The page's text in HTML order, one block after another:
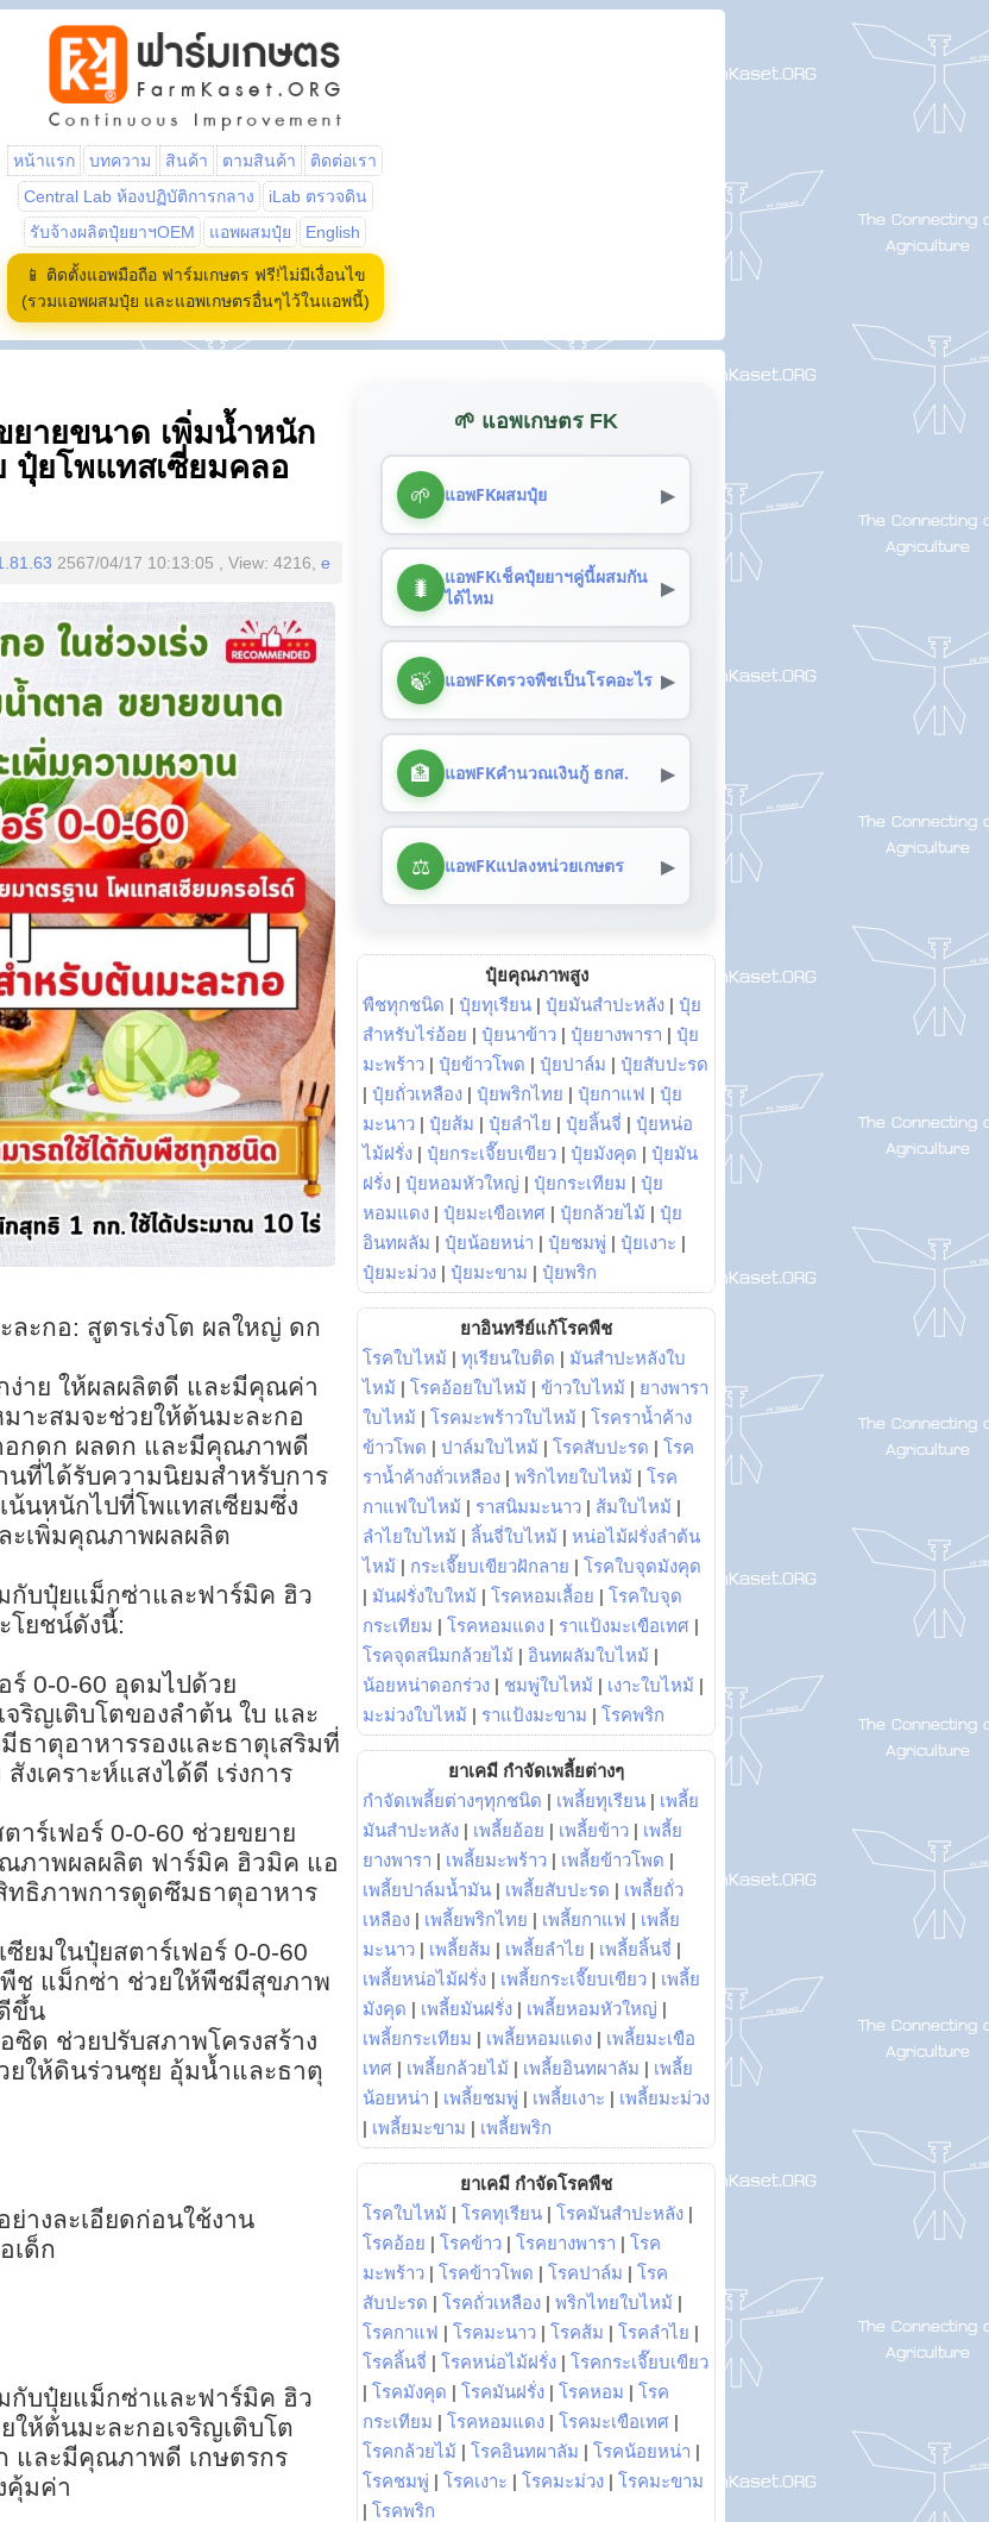
หน้าแรก บทความ สินค้า ตามสินค้า
ติดต่อเรา
Central Lab ห้องปฏิบัติการกลาง
iLab ตรวจดิน
รับจ้างผลิตปุ๋ยยาฯOEM
แอพผสมปุ๋ย English
📱 ติดตั้งแอพมือถือ ฟาร์มเกษตร ฟรี!ไม่มีเงื่อนไข
(รวมแอพผสมปุ๋ย และแอพเกษตรอื่นๆไว้ในแอพนี้)
ายขนาด เพิ่มน้ำหนัก
ยโพแทสเซี่ยมคลอ
2567/04/17 10:13:05 , View: 4216, e
ะกอ: สูตรเร่งโต ผลใหญ่ ดก
ง่าย ให้ผลผลิตดี และมีคุณค่า
าะสมจะช่วยให้ต้นมะละกอ
อกดก ผลดก และมีคุณภาพดี
นที่ได้รับความนิยมสำหรับการ
น้นหนักไปที่โพแทสเซียมซึ่ง
ะเพิ่มคุณภาพผลผลิต
กับปุ๋ยแม็กซ่าและฟาร์มิค ฮิว
โยชน์ดังนี้:
ร์ 0-0-60 อุดมไปด้วย
ริญเติบโตของลำต้น ใบ และ
ธาตุอาหารรองและธาตุเสริมที่
งเคราะห์แสงได้ดี เร่งการ
าร์เฟอร์ 0-0-60 ช่วยขยาย
ภาพผลผลิต ฟาร์มิค ฮิวมิค แอ
ทธิภาพการดูดซึมธาตุอาหาร
ยมในปุ๋ยสตาร์เฟอร์ 0-0-60
พืช แม็กซ่า ช่วยให้พืชมีสุขภาพ
ขึ้น
ด ช่วยปรับสภาพโครงสร้าง
ยให้ดินร่วนซุย อุ้มน้ำและธาตุ
างละเอียดก่อนใช้งาน
เด็ก
กับปุ๋ยแม็กซ่าและฟาร์มิค ฮิว
ให้ต้นมะละกอเจริญเติบโต
และมีคุณภาพดี เกษตรกร
คุ้มค่า
🌱 แอพเกษตร FK
🌱 แอพFKผสมปุ๋ย ▶
🐛
แอพFKเช็คปุ๋ยยาฯคู่นี้ผสมกัน
ได้ไหม
▶
🍃 แอพFKตรวจพืชเป็นโรคอะไร ▶
🏦 แอพFKคำนวณเงินกู้ ธกส. ▶
⚖️ แอพFKแปลงหน่วยเกษตร ▶
ปุ๋ยคุณภาพสูง
พืชทุกชนิด | ปุ๋ยทุเรียน | ปุ๋ยมันสำปะหลัง | ปุ๋ย
สำหรับไร่อ้อย | ปุ๋ยนาข้าว | ปุ๋ยยางพารา | ปุ๋ย
มะพร้าว | ปุ๋ยข้าวโพด | ปุ๋ยปาล์ม | ปุ๋ยสับปะรด
| ปุ๋ยถั่วเหลือง | ปุ๋ยพริกไทย | ปุ๋ยกาแฟ | ปุ๋ย
มะนาว | ปุ๋ยส้ม | ปุ๋ยลำไย | ปุ๋ยลิ้นจี่ | ปุ๋ยหน่อ
ไม้ฝรั่ง | ปุ๋ยกระเจี๊ยบเขียว | ปุ๋ยมังคุด | ปุ๋ยมัน
ฝรั่ง | ปุ๋ยหอมหัวใหญ่ | ปุ๋ยกระเทียม | ปุ๋ย
หอมแดง | ปุ๋ยมะเขือเทศ | ปุ๋ยกล้วยไม้ | ปุ๋ย
อินทผลัม | ปุ๋ยน้อยหน่า | ปุ๋ยชมพู่ | ปุ๋ยเงาะ |
ปุ๋ยมะม่วง | ปุ๋ยมะขาม | ปุ๋ยพริก
ยาอินทรีย์แก้โรคพืช
โรคใบไหม้ | ทุเรียนใบติด | มันสำปะหลังใบ
ไหม้ | โรคอ้อยใบไหม้ | ข้าวใบไหม้ | ยางพารา
ใบไหม้ | โรคมะพร้าวใบไหม้ | โรคราน้ำค้าง
ข้าวโพด | ปาล์มใบไหม้ | โรคสับปะรด | โรค
ราน้ำค้างถั่วเหลือง | พริกไทยใบไหม้ | โรค
กาแฟใบไหม้ | ราสนิมมะนาว | ส้มใบไหม้ |
ลำไยใบไหม้ | ลิ้นจี่ใบไหม้ | หน่อไม้ฝรั่งลำต้น
ไหม้ | กระเจี๊ยบเขียวฝักลาย | โรคใบจุดมังคุด
| มันฝรั่งใบใหม้ | โรคหอมเลื้อย | โรคใบจุด
กระเทียม | โรคหอมแดง | ราแป้งมะเขือเทศ |
โรคจุดสนิมกล้วยไม้ | อินทผลัมใบไหม้ |
น้อยหน่าดอกร่วง | ชมพู่ใบไหม้ | เงาะใบไหม้ |
มะม่วงใบไหม้ | ราแป้งมะขาม | โรคพริก
ยาเคมี กำจัดเพลี้ยต่างๆ
กำจัดเพลี้ยต่างๆทุกชนิด | เพลี้ยทุเรียน | เพลี้ย
มันสำปะหลัง | เพลี้ยอ้อย | เพลี้ยข้าว | เพลี้ย
ยางพารา | เพลี้ยมะพร้าว | เพลี้ยข้าวโพด |
เพลี้ยปาล์มน้ำมัน | เพลี้ยสับปะรด | เพลี้ยถั่ว
เหลือง | เพลี้ยพริกไทย | เพลี้ยกาแฟ | เพลี้ย
มะนาว | เพลี้ยส้ม | เพลี้ยลำไย | เพลี้ยลิ้นจี่ |
เพลี้ยหน่อไม้ฝรั่ง | เพลี้ยกระเจี๊ยบเขียว | เพลี้ย
มังคุด | เพลี้ยมันฝรั่ง | เพลี้ยหอมหัวใหญ่ |
เพลี้ยกระเทียม | เพลี้ยหอมแดง | เพลี้ยมะเขือ
เทศ | เพลี้ยกล้วยไม้ | เพลี้ยอินทผาลัม | เพลี้ย
น้อยหน่า | เพลี้ยชมพู่ | เพลี้ยเงาะ | เพลี้ยมะม่วง
| เพลี้ยมะขาม | เพลี้ยพริก
ยาเคมี กำจัดโรคพืช
โรคใบไหม้ | โรคทุเรียน | โรคมันสำปะหลัง |
โรคอ้อย | โรคข้าว | โรคยางพารา | โรค
มะพร้าว | โรคข้าวโพด | โรคปาล์ม | โรค
สับปะรด | โรคถั่วเหลือง | พริกไทยใบไหม้ |
โรคกาแฟ | โรคมะนาว | โรคส้ม | โรคลำไย |
โรคลิ้นจี่ | โรคหน่อไม้ฝรั่ง | โรคกระเจี๊ยบเขียว
| โรคมังคุด | โรคมันฝรั่ง | โรคหอม | โรค
กระเทียม | โรคหอมแดง | โรคมะเขือเทศ |
โรคกล้วยไม้ | โรคอินทผาลัม | โรคน้อยหน่า |
โรคชมพู่ | โรคเงาะ | โรคมะม่วง | โรคมะขาม
| โรคพริก